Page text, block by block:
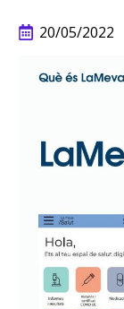
20/05/2022